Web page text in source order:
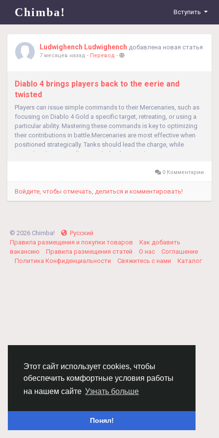
Этот сайт использует cookies, чтобы
обеспечить комфортные условия работы
на нашем сайте Узнать больше
Понял!
Chimba! Вступить
Ludwighench Ludwighench добавлена новая статья
7 месяцев назад - Перевод -
Diablo 4 brings players back to the eerie and
twisted
Players can issue simple commands to their Mercenaries, such as
focusing on Diablo 4 Gold a specific target, retreating, or using a
particular ability. Mastering these commands is key to optimizing
their contributions in battle.Mercenaries are most effective when
positioned strategically. Tanks should lead the charge, while
ranged and support allies stay behind to avoid unnecessary...
0 Комментарии
Войдите, чтобы отмечать, делиться и комментировать!
© 2026 Chimba!
Русский
Правила размещения и покупки товаров
Как добавить
вакансию
Правила размещения статей О нас
Соглашение
Политика Конфиденциальности
Свяжитесь с нами Каталог